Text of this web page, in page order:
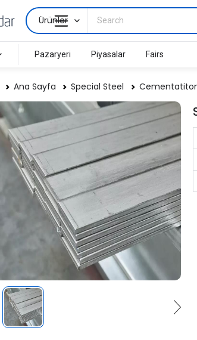
Ürünler
Pazaryeri Piyasalar Fairs
Ana Sayfa Special Steel